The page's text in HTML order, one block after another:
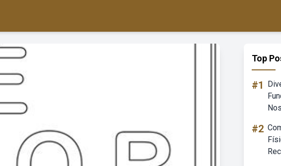
Top
#1
#2